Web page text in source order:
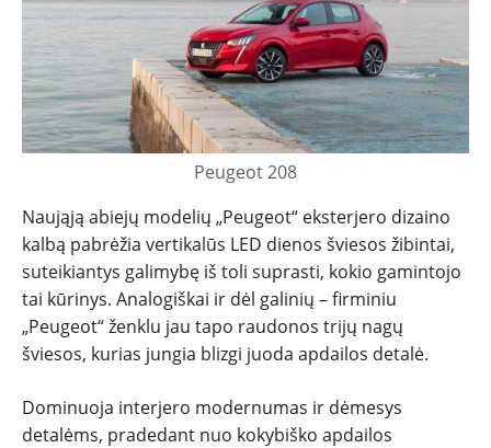
Peugeot 208
Naująją abiejų modelių „Peugeot“ eksterjero dizaino
kalbą pabrėžia vertikalūs LED dienos šviesos žibintai,
suteikiantys galimybę iš toli suprasti, kokio gamintojo
tai kūrinys. Analogiškai ir dėl galinių – firminiu
„Peugeot“ ženklu jau tapo raudonos trijų nagų
šviesos, kurias jungia blizgi juoda apdailos detalė.
Dominuoja interjero modernumas ir dėmesys
detalėms, pradedant nuo kokybiško apdailos